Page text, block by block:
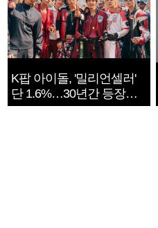
K팝 아이돌, '밀리언셀러'
단 1.6%…30년간 등장
1182개팀 전수조사